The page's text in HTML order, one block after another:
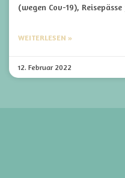
(wegen Cov-19),
WEITERLESEN »
12. Februar 2022